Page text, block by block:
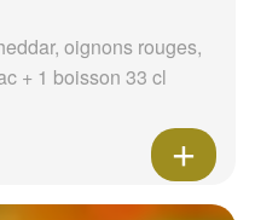
oignons rouges,
+ 1 boisson 33 cl